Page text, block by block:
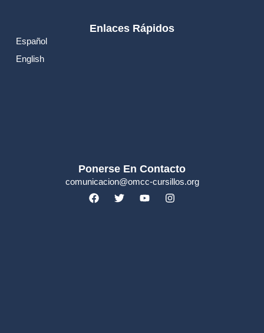
Enlaces Rápidos
Español
English
Ponerse En Contacto
comunicacion@omcc-cursillos.org